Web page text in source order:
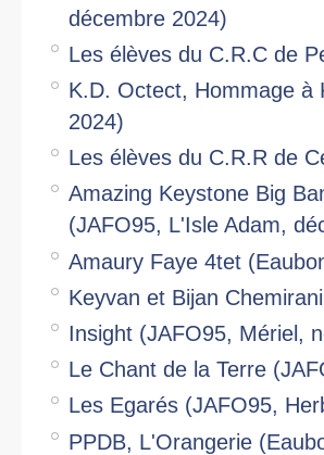
décembre 2024)
Les élèves du C.R.C de
K.D. Octect, Hommage à
2024)
Les élèves du C.R.R de
Amazing Keystone Big
(JAFO95, L'Isle Adam,
Amaury Faye 4tet
Keyvan et Bijan
Insight (JAFO95, Mériel,
Le Chant de la Terre
Les Egarés (JAFO95,
PPDB, L'Orangerie